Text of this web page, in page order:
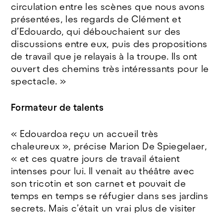
circulation entre les scènes que nous avons
présentées, les regards de Clément et
d’Edouardo, qui débouchaient sur des
discussions entre eux, puis des propositions
de travail que je relayais à la troupe. Ils ont
ouvert des chemins très intéressants pour le
spectacle. »
Formateur de talents
« Edouardoa reçu un accueil très
chaleureux », précise Marion De Spiegelaer,
« et ces quatre jours de travail étaient
intenses pour lui. Il venait au théâtre avec
son tricotin et son carnet et pouvait de
temps en temps se réfugier dans ses jardins
secrets. Mais c’était un vrai plus de visiter